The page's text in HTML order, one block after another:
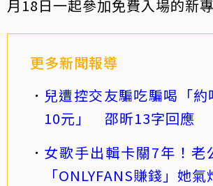
月18日一起參加免費入場的新
更多新聞報導
兒遭控交友騙吃騙喝「
10元」 邵昕13字回應
女歌手出輯卡關7年！老
「ONLYFANS賺錢」她氣